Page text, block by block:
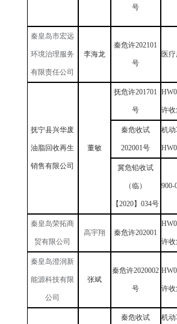
号
秦皇岛市宏远
环境治理服务
有限责任公司
李海龙
秦危许202101
号
医
抚宁县兴华废
油脂回收再生
销售有限公司
董敏
抚危许201701
号 许
秦危收试
202001号
机
冀危铅收试
（临）
【2020】034号
900-
秦皇岛荣拓商
贸有限公司
高宇翔 秦危许202001
许
秦皇岛澄润新
能源科技有限
公司
张斌
秦危许2020002
号 许
秦危收试 机